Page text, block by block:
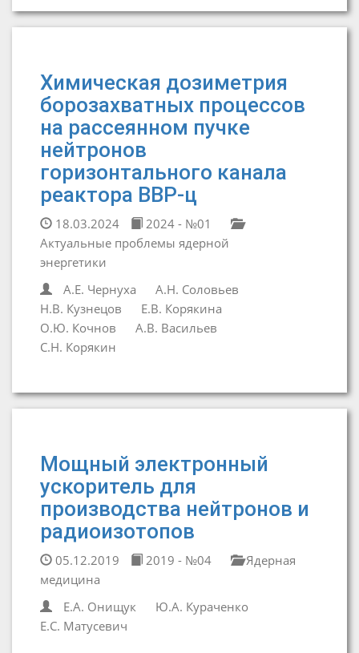
Химическая дозиметрия
борозахватных процессов
на рассеянном пучке
нейтронов
горизонтального канала
реактора ВВР-ц
18.03.2024
2024 - №01
Актуальные проблемы ядерной
энергетики
А.Е. Чернуха
А.Н. Соловьев
Н.В. Кузнецов
Е.В. Корякина
О.Ю. Кочнов
А.В. Васильев
С.Н. Корякин
Мощный электронный
ускоритель для
производства нейтронов и
радиоизотопов
05.12.2019 2019 - №04
Ядерная
медицина
Е.А. Онищук
Ю.А. Кураченко
Е.С. Матусевич